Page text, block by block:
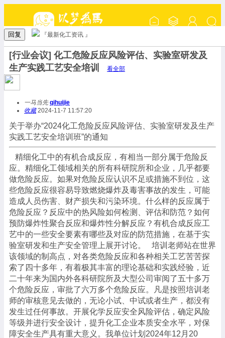
回复 『最新化工资讯 』
[行业会议] 化工危险反应风险评估、实验室研发及
生产实践工艺安全培训
看全部
一马当先 qihuijie
收藏2024-11-7 11:57:20
关于举办“2024化工危险反应风险评估、实验室研发及生产
实践工艺安全培训班”的通知
精细化工中的有机合成反应，有相当一部分属于危险反
应。精细化工领域相关的所有科研院所和企业，几乎都要
做危险反应。如果对危险反应认识不足或措施不到位，这
些危险反应很容易导致燃烧爆炸及毒害事故的发生，可能
造成人员伤害、财产损失和污染环境。什么样的反应属于
危险反应？反应中的热风险如何检测、评估和防范？如何
预防爆炸性聚合反应和爆炸性分解反应？有机合成反应工
艺中的一些安全要素有哪些及对应的防范措施，在基于实
验室研发和生产安全管理上展开讨论。 培训老师站在世界
该领域的制高点，对各类危险反应和各种相关工艺苦苦探
索了四十多年，有着极其丰富的理论基础和实践经验，近
二十年来为国内外各科研院所及大型公司审阅了五十多万
个危险反应，审批了六万多个危险反应。凡是按照培训老
师的审核意见去做的，无论小试、中试或者生产，都没有
发生过任何事故。开展化学反应安全风险评估，确定风险
等级并进行安全设计，提升化工企业本质安全水平，对保
障安全生产具有重大意义。我单位计划2024年12月20